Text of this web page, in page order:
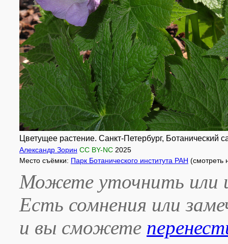
Цветущее растение. Санкт-Петербург,
Александр Зорин CC BY-NC 2025
Место съёмки: Парк Ботанического института РАН (смотреть
Можете уточнить или
Есть сомнения или
и вы сможете